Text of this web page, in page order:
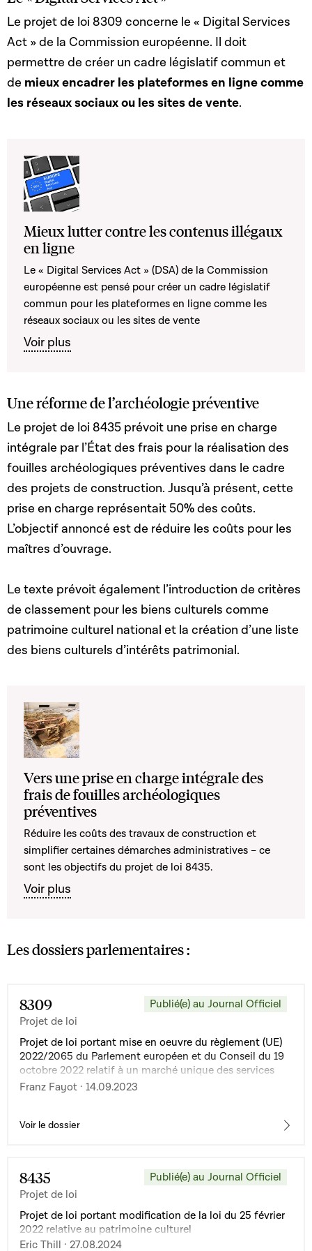
Le projet de loi 8309 concerne le « Digital Services
Act » de la Commission européenne. Il doit
permettre de créer un cadre législatif commun et
de mieux encadrer les plateformes en ligne comme
les réseaux sociaux ou les sites de vente.
Mieux lutter contre les contenus illégaux
en ligne
Le « Digital Services Act » (DSA) de la Commission
européenne est pensé pour créer un cadre législatif
commun pour les plateformes en ligne comme les
réseaux sociaux ou les sites de vente
Voir plus
Une réforme de l’archéologie préventive
Le projet de loi 8435 prévoit une prise en charge
intégrale par l’État des frais pour la réalisation des
fouilles archéologiques préventives dans le cadre
des projets de construction. Jusqu’à présent, cette
prise en charge représentait 50% des coûts.
L’objectif annoncé est de réduire les coûts pour les
maîtres d’ouvrage.
Le texte prévoit également l’introduction de critères
de classement pour les biens culturels comme
patrimoine culturel national et la création d’une liste
des biens culturels d’intérêts patrimonial.
Vers une prise en charge intégrale des
frais de fouilles archéologiques
préventives
Réduire les coûts des travaux de construction et
simplifier certaines démarches administratives – ce
sont les objectifs du projet de loi 8435.
Voir plus
Les dossiers parlementaires :
8309
Projet de loi
Publié(e) au Journal Officiel
Projet de loi portant mise en oeuvre du règlement (UE)
2022/2065 du Parlement européen et du Conseil du 19
octobre 2022 relatif à un marché unique des services
numériques et modifiant la directive 2000/31/CE
le commerce électronique ; 2° la loi modifiée du 30
Franz Fayot · 14.09.2023
Voir le dossier
8435
Projet de loi
Publié(e) au Journal Officiel
Projet de loi portant modification de la loi du 25 février
2022 relative au patrimoine culturel
Eric Thill · 27.08.2024